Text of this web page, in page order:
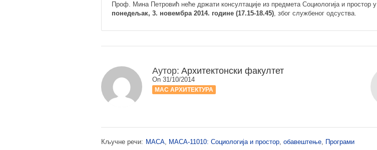
Проф. Мина Петровић неће држати консултације из предмета Социологија и простор у
понедељак, 3. новембра 2014. године (17.15-18.45), због службеног одсуства.
Аутор: Архитектонски факултет
On 31/10/2014
МАС АРХИТЕКТУРА
Кључне речи: МАСА, МАСА-11010: Социологија и простор, обавештење, Програми